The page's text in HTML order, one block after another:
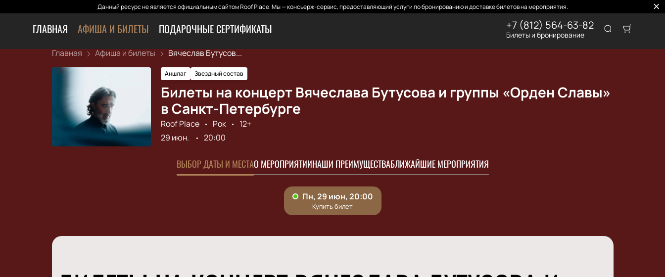
Данный ресурс не является официальным сайтом Roof Place. Мы — консьерж-сервис, предоставляющий услуги по бронированию и доставке билетов на мероприятия.
ГЛАВНАЯ АФИША И БИЛЕТЫ ПОДАРОЧНЫЕ СЕРТИФИКАТЫ +7 (812) 564-63-82
Билеты и бронирование
Главная Афиша и билеты Вячеслав Бутусов...
Аншлаг Звездный состав
Билеты на концерт Вячеслава Бутусова и группы «Орден Славы»
в Санкт-Петербурге
Roof Place Рок
12+
29 июн.
20:00
ВЫБОР ДАТЫ И МЕСТАО МЕРОПРИЯТИИНАШИ ПРЕИМУЩЕСТВАБЛИЖАЙШИЕ МЕРОПРИЯТИЯ